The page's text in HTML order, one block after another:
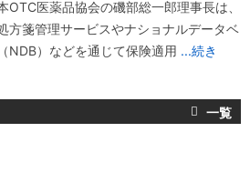
OTC医薬品協会の磯部総一郎理事長は、
方箋管理サービスやナショナルデータベ
NDB）などを通じて保険適用 ...続き